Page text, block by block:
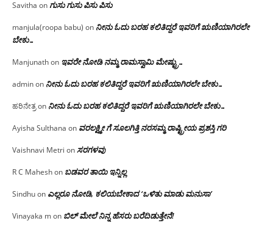
Savitha on ಗುಸು ಗುಸು ಪಿಸು ಪಿಸು
manjula(roopa babu) on ನೀನು ಓದು ಬರಹ ಕಲಿತಿದ್ದರೆ ಇವರಿಗೆ ಋಣಿಯಾಗಿರಲೇ
ಬೇಕು…
Manjunathon ಇವರೇ‌ ನೋಡಿ‌ ನಮ್ಮ‌ ರಾಮಸ್ವಾಮಿ ಮೇಷ್ಟ್ರು…
adminon ನೀನು ಓದು ಬರಹ ಕಲಿತಿದ್ದರೆ ಇವರಿಗೆ ಋಣಿಯಾಗಿರಲೇ ಬೇಕು…
ಹರಿನೇತ್ರon ನೀನು ಓದು ಬರಹ ಕಲಿತಿದ್ದರೆ ಇವರಿಗೆ ಋಣಿಯಾಗಿರಲೇ ಬೇಕು…
Ayisha Sulthana on ವರಲಕ್ಷ್ಮೀ ಗೆ ಸೂಲಗಿತ್ತಿ ನರಸಮ್ಮ‌ ರಾಷ್ಟ್ರೀಯ ಪ್ರಶಸ್ತಿ ಗರಿ
Vaishnavi Metri on ಸರಗಳವು
R C Maheshon ಬಡವರ ತಾಯಿ ಇನ್ನಿಲ್ಲ
Sindhuon ಎಲ್ಲರೂ ನೋಡಿ, ಕಲಿಯಬೇಕಾದ ‘ಒಳಿತು ಮಾಡು ಮನುಸಾ’
Vinayaka mon ಬಿಲ್ ಮೇಲೆ ನಿನ್ನ ಹೆಸರು ಬರೆದಿಡುತ್ತೇನೆ!